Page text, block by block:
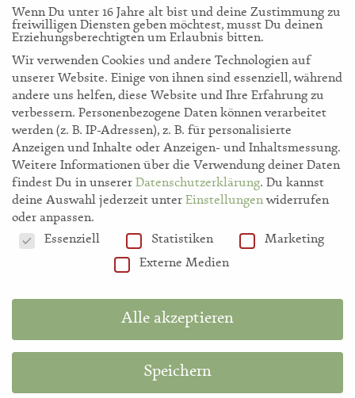
storl.de
Akademie
Shop
Hilfe
Information in English
Wenn Du unter 16 Jahre alt bist und deine Zustimmung zu
freiwilligen Diensten geben möchtest, musst Du deinen
Erziehungsberechtigten um Erlaubnis bitten.
Wir verwenden Cookies und andere Technologien auf
unserer Website. Einige von ihnen sind essenziell, während
andere uns helfen, diese Website und Ihre Erfahrung zu
verbessern. Personenbezogene Daten können verarbeitet
werden (z. B. IP-Adressen), z. B. für personalisierte
Anzeigen und Inhalte oder Anzeigen- und Inhaltsmessung.
Weitere Informationen über die Verwendung deiner Daten
findest Du in unserer Datenschutzerklärung. Du kannst
deine Auswahl jederzeit unter Einstellungenwiderrufen
oder anpassen.
Datenschutzeinstellungen
Essenziell Statistiken
Marketing
Externe Medien
Alle akzeptieren
Speichern